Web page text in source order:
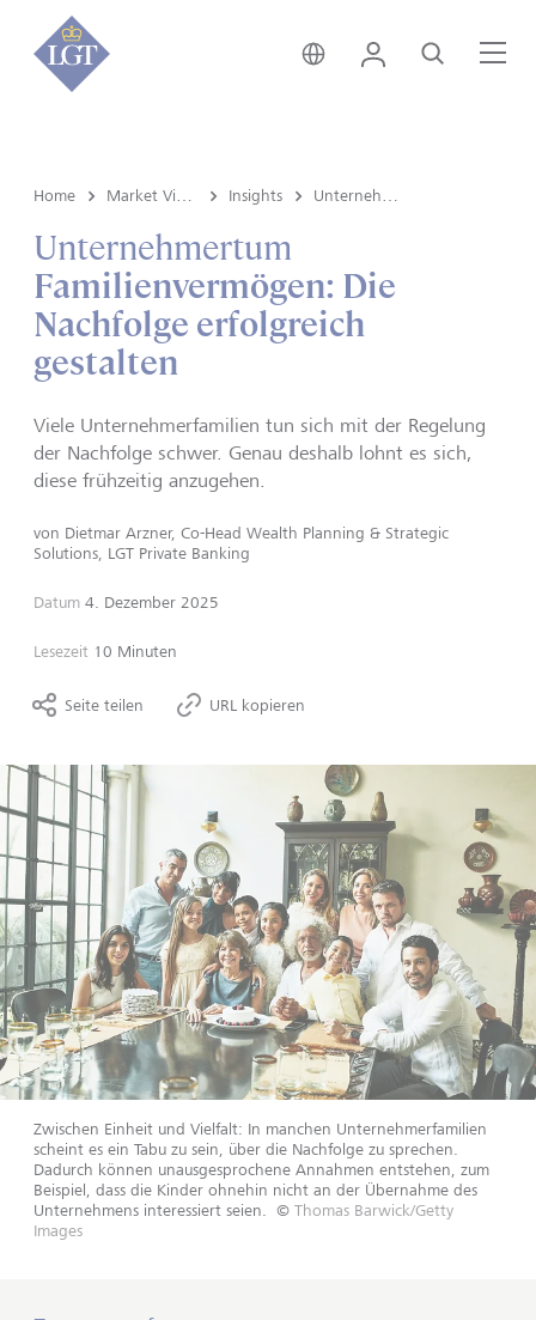
Liechtenstein • Deutsch
Login Suche
Home Insights
Unternehmertum
Familienvermögen: Die
Nachfolge erfolgreich
gestalten
Viele Unternehmerfamilien tun sich mit der Regelung
der Nachfolge schwer. Genau deshalb lohnt es sich,
diese frühzeitig anzugehen.
von Dietmar Arzner, Co-Head Wealth Planning & Strategic
Solutions, LGT Private Banking
Datum 4. Dezember 2025
Lesezeit 10 Minuten
Seite teilen URL kopieren
Zwischen Einheit und Vielfalt: In manchen Unternehmerfamilien
scheint es ein Tabu zu sein, über die Nachfolge zu sprechen.
Dadurch können unausgesprochene Annahmen entstehen, zum
Beispiel, dass die Kinder ohnehin nicht an der Übernahme des
Unternehmens interessiert seien.
© Thomas Barwick/Getty
Images